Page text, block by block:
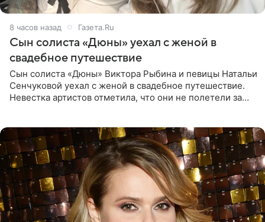
8 часов назад Газета.Ru
Сын солиста «Дюны» уехал с женой в
свадебное путешествие
Сын солиста «Дюны» Виктора Рыбина и певицы Натальи
Сенчуковой уехал с женой в свадебное путешествие.
Невестка артистов отметила, что они не полетели за